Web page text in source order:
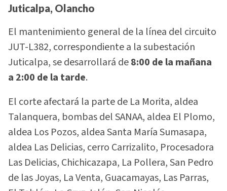
Juticalpa, Olancho
El mantenimiento general de la línea del circuito
JUT-L382, correspondiente a la subestación
Juticalpa, se desarrollará de8:00 de la mañana
a 2:00 de la tarde.
El corte afectará la parte de La Morita, aldea
Talanquera, bombas del SANAA, aldea El Plomo,
aldea Los Pozos, aldea Santa María Sumasapa,
aldea Las Delicias, cerro Carrizalito, Procesadora
Las Delicias, Chichicazapa, La Pollera, San Pedro
de las Joyas, La Venta, Guacamayas, Las Parras,